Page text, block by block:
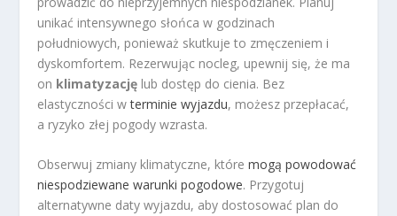
unikać intensywnego słońca w godzinach
południowych, ponieważ skutkuje to zmęczeniem i
dyskomfortem. Rezerwując nocleg, upewnij się, że ma
on klimatyzację lub dostęp do cienia. Bez
elastyczności wterminie wyjazdu, możesz przepłacać,
a ryzyko złej pogody wzrasta.
Obserwuj zmiany klimatyczne, któremogą powodować
niespodziewane warunki pogodowe. Przygotuj
alternatywne daty wyjazdu, aby dostosować plan do